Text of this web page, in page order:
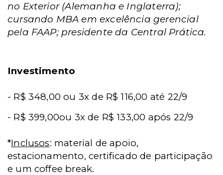
no Exterior (Alemanha e Inglaterra);
cursando MBA em excelência gerencial
pela FAAP; presidente da Central Prática.
Investimento
- R$ 348,00 ou 3x de R$ 116,00 até 22/9
- R$ 399,00ou 3x de R$ 133,00 após 22/9
*Inclusos: material de apoio,
estacionamento, certificado de participação
e um coffee break.